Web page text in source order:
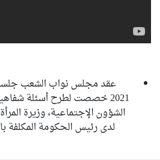
2021 خصصت لطرح أسئلة
الشؤون الإجتماعية، وزيرة
لدى رئيس الحكومة المكلفة